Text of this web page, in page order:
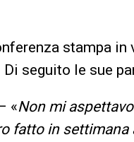
stampa
Di seguito le sue
«Non mi
fatto in settimana